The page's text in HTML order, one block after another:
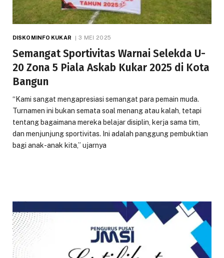
DISKOMINFO KUKAR 3 MEI 2025
Semangat Sportivitas Warnai Selekda U-
20 Zona 5 Piala Askab Kukar 2025 di Kota
Bangun
“Kami sangat mengapresiasi semangat para pemain muda.
Turnamen ini bukan semata soal menang atau kalah, tetapi
tentang bagaimana mereka belajar disiplin, kerja sama tim,
dan menjunjung sportivitas. Ini adalah panggung pembuktian
bagi anak-anak kita,” ujarnya